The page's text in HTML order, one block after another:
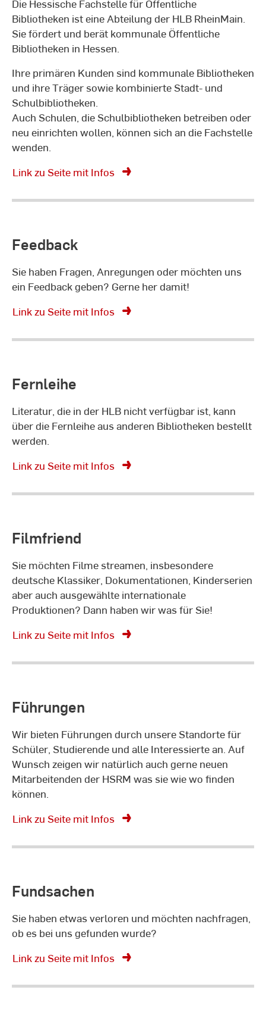
Die Hessische Fachstelle für Öffentliche
Bibliotheken ist eine Abteilung der HLB RheinMain.
Sie fördert und berät kommunale Öffentliche
Bibliotheken in Hessen.
Ihre primären Kunden sind kommunale Bibliotheken
und ihre Träger sowie kombinierte Stadt- und
Schulbibliotheken.
Auch Schulen, die Schulbibliotheken betreiben oder
neu einrichten wollen, können sich an die Fachstelle
wenden.
Link zu Seite mit Infos
Feedback
Sie haben Fragen, Anregungen oder möchten uns
ein Feedback geben? Gerne her damit!
Link zu Seite mit Infos
Fernleihe
Literatur, die in der HLB nicht verfügbar ist, kann
über die Fernleihe aus anderen Bibliotheken bestellt
werden.
Link zu Seite mit Infos
Filmfriend
Sie möchten Filme streamen, insbesondere
deutsche Klassiker, Dokumentationen, Kinderserien
aber auch ausgewählte internationale
Produktionen? Dann haben wir was für Sie!
Link zu Seite mit Infos
Führungen
Wir bieten Führungen durch unsere Standorte für
Schüler, Studierende und alle Interessierte an. Auf
Wunsch zeigen wir natürlich auch gerne neuen
Mitarbeitenden der HSRM was sie wie wo finden
können.
Link zu Seite mit Infos
Fundsachen
Sie haben etwas verloren und möchten nachfragen,
ob es bei uns gefunden wurde?
Link zu Seite mit Infos